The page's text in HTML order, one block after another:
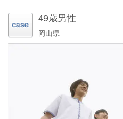
49歳男性
岡山県